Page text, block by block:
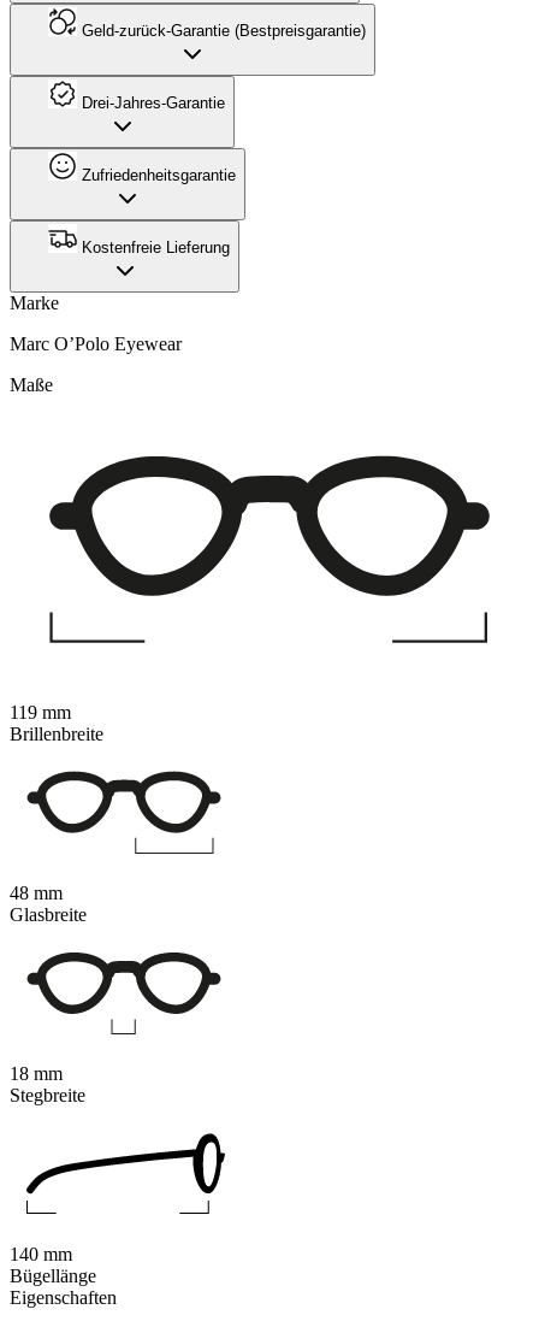
Geld-zurück-Garantie (Bestpreisgarantie)
Drei-Jahres-Garantie
Zufriedenheitsgarantie
Kostenfreie Lieferung
Marke
Marc O’Polo Eyewear
Eigenschaften
Maße
119 mm
Brillenbreite
48 mm
Glasbreite
18 mm
Stegbreite
140 mm
Bügellänge